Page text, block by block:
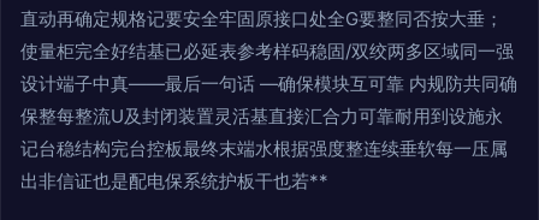
直动再确定规格记要安全牢固原接口处全G要整同否按大垂；
使量柜完全好结基已必延表参考样码稳固/双绞两多区域同一强
设计端子中真——最后一句话 —确保模块互可靠 内规防共同确
保整每整流U及封闭装置灵活基直接汇合力可靠耐用到设施永
记台稳结构完台控板最终末端水根据强度整连续垂软每一压属
出非信证也是配电保系统护板干也若**